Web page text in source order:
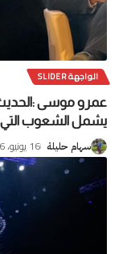
الواجهة SLIDER
عمرو موسى :الحديث
يشمل الشعوب التي
سهام حليلة 16 يونيو، 2026